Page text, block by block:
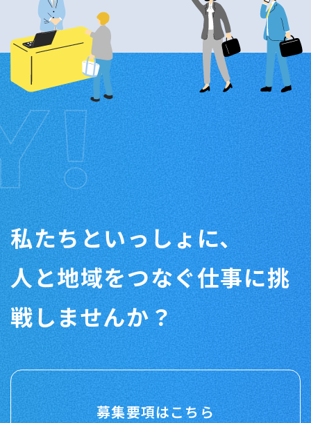
私たちといっしょに、
人と地域をつなぐ仕事に挑
戦しませんか？
募集要項はこちら